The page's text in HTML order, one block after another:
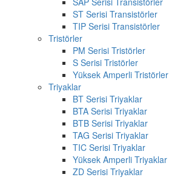
ST Serisi Transistörler
TIP Serisi Transistörler
Tristörler
PM Serisi Tristörler
S Serisi Tristörler
Yüksek Amperli Tristörler
Triyaklar
BT Serisi Triyaklar
BTA Serisi Triyaklar
BTB Serisi Triyaklar
TAG Serisi Triyaklar
TIC Serisi Triyaklar
Yüksek Amperli Triyaklar
ZD Serisi Triyaklar